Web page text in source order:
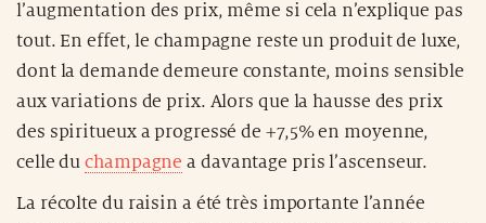
l’augmentation des prix, même si cela n’explique pas
tout. En effet, le champagne reste un produit de luxe,
dont la demande demeure constante, moins sensible
aux variations de prix. Alors que la hausse des prix
des spiritueux a progressé de +7,5% en moyenne,
celle duchampagne a davantage pris l’ascenseur.
La récolte du raisin a été très importante l’année